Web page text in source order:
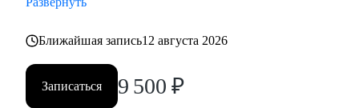
уровня по направлениям:
• IT
и предметных областей
Ближайшая запись12 августа 2026
Записаться 9 500 ₽